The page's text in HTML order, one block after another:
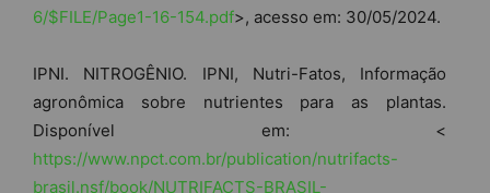
6/$FILE/Page1-16-154.pdf>, acesso em: 30/05/2024.
IPNI. NITROGÊNIO. IPNI, Nutri-Fatos, Informação
agronômica sobre nutrientes para as plantas.
Disponível em: <
https://www.npct.com.br/publication/nutrifacts-
brasil.nsf/book/NUTRIFACTS-BRASIL-